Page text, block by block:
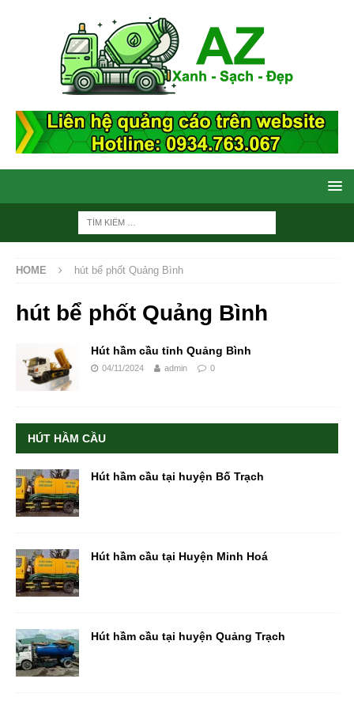
HOME hút bể phốt Quảng Bình
hút bể phốt Quảng Bình
Hút hầm cầu tỉnh Quảng Bình
04/11/2024 admin 0
HÚT HẦM CẦU
Hút hầm cầu tại huyện Bố Trạch
Hút hầm cầu tại Huyện Minh Hoá
Hút hầm cầu tại huyện Quảng Trạch